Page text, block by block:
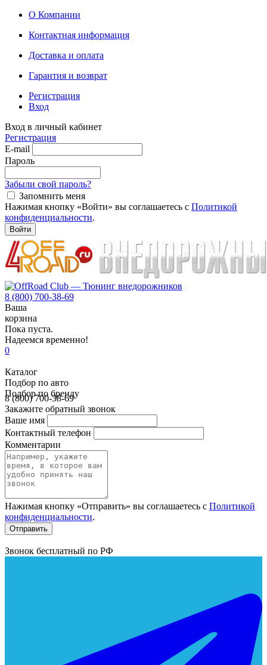
О Компании
Контактная информация
Доставка и оплата
Гарантия и возврат
Регистрация
Вход
Вход в личный кабинет
Регистрация
E-mail
Пароль
Забыли свой пароль?
Запомнить меня
Нажимая кнопку «Войти» вы соглашаетесь с Политикой
конфиденциальности.
Войти
8 (800) 700-38-69
Ваша
корзина
Пока пуста.
Надеемся временно!
0
Каталог
Подбор по авто
Подбор по бренду
8 (800) 700-38-69
Закажите обратный звонок
Ваше имя
Контактный телефон
Комментарии
Нажимая кнопку «Отправить» вы соглашаетесь с Политикой
конфиденциальности.
Звонок бесплатный по РФ